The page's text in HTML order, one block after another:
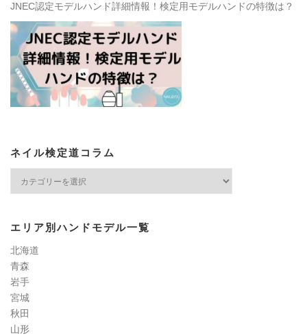
JNEC認定モデルハンド詳細情報！検定用モデルハンドの特徴は？
ネイル検定道コラム
定
コ
ラ
ム
エリア別ハンドモデル一覧
北海道
青森
岩手
宮城
秋田
山形